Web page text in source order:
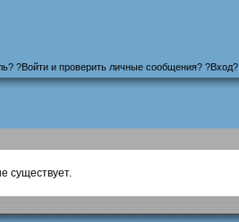
? ?Войти и проверить личные сообщения? ?Вход?
существует.